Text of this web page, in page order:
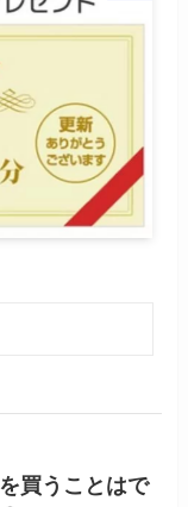
買うことはで